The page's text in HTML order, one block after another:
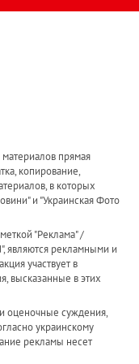
прямая
копирование,
в которых
и "Украинская Фото
"Реклама" /
являются рекламными и
участвует в
высказанные в этих
оценочные суждения,
украинскому
рекламы несет